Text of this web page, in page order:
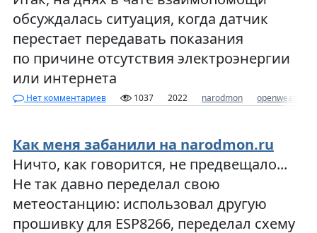
обсуждалась ситуация, когда датчик
перестает передавать показания
по причине отсутствия электроэнергии
или интернета
Нет комментариев 1037 2022 narodmon
Как меня забанили на narodmon.ru
Ничто, как говорится, не предвещало...
Не так давно переделал свою
метеостанцию: использовал другую
прошивку для ESP8266, переделал схему